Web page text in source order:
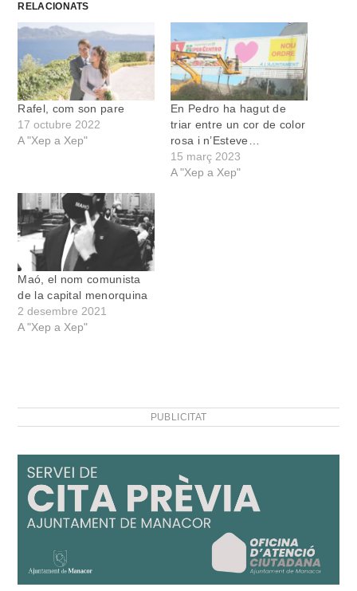
RELACIONATS
Rafel, com son pare
17 octubre 2022
A "Xep a Xep"
En Pedro ha hagut de
triar entre un cor de color
rosa i n’Esteve…
15 març 2023
A "Xep a Xep"
Maó, el nom comunista
de la capital menorquina
2 desembre 2021
A "Xep a Xep"
PUBLICITAT